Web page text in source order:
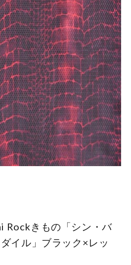
Rockきもの「シン・バ
イル」ブラック×レッ